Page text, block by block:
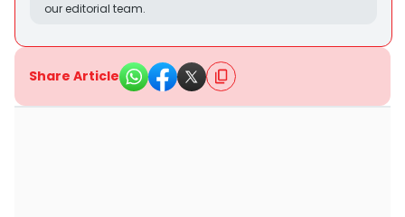
our editorial team.
Share Article